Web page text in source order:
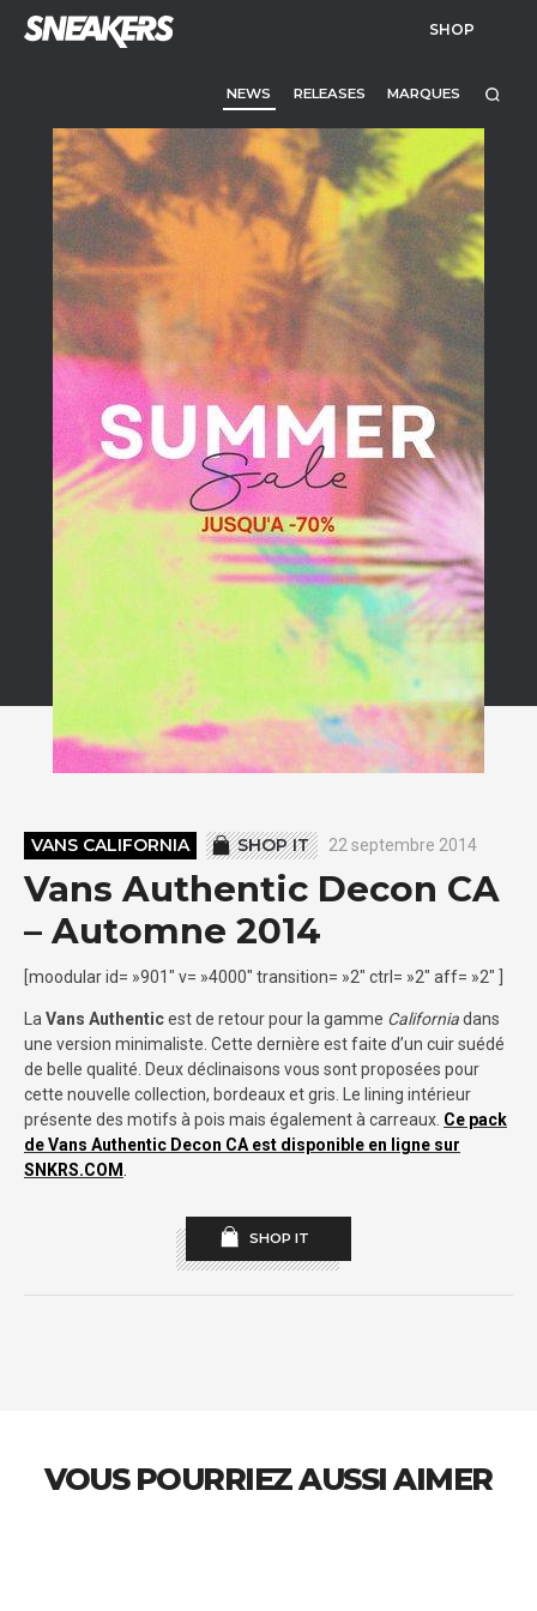
SHOP
NEWS RELEASES MARQUES
VANS CALIFORNIA SHOP IT 22 septembre 2014
Vans Authentic Decon CA
– Automne 2014
[moodular id= »901″ v= »4000″ transition= »2″ ctrl= »2″ aff= »2″ ]
La Vans Authenticest de retour pour la gamme Californiadans
une version minimaliste. Cette dernière est faite d’un cuir suédé
de belle qualité. Deux déclinaisons vous sont proposées pour
cette nouvelle collection, bordeaux et gris. Le lining intérieur
présente des motifs à pois mais également à carreaux. Ce pack
de Vans Authentic Decon CA est disponible en ligne sur
SNKRS.COM
SHOP IT
VOUS POURRIEZ AUSSI AIMER